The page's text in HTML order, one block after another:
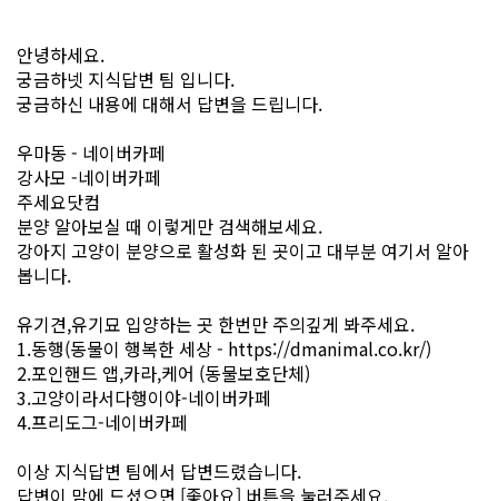
안녕하세요.
궁금하넷 지식답변 팀 입니다.
궁금하신 내용에 대해서 답변을 드립니다.
우마동 - 네이버카페
강사모 -네이버카페
주세요닷컴
분양 알아보실 때 이렇게만 검색해보세요.
강아지 고양이 분양으로 활성화 된 곳이고 대부분 여기서 알아
봅니다.
유기견,유기묘 입양하는 곳 한번만 주의깊게 봐주세요.
1.동행(동물이 행복한 세상 - https://dmanimal.co.kr/)
2.포인핸드 앱,카라,케어 (동물보호단체)
3.고양이라서다행이야-네이버카페
4.프리도그-네이버카페
이상 지식답변 팀에서 답변드렸습니다.
답변이 맘에 드셨으면 [좋아요] 버튼을 눌러주세요.